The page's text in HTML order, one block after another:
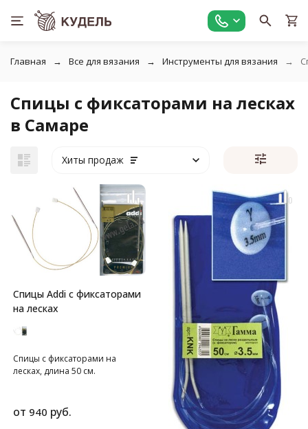
Главная Все для вязания Инструменты для вязания
Спицы с фиксаторами на лесках
в Самаре
Хиты продаж
Спицы Addi с фиксаторами
на лесках
Спицы с фиксаторами на
лесках, длина 50 см.
от 940 руб.